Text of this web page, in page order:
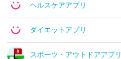
ヘルスケアアプリ
ダイエットアプリ
スポーツ・アウトドアアプリ